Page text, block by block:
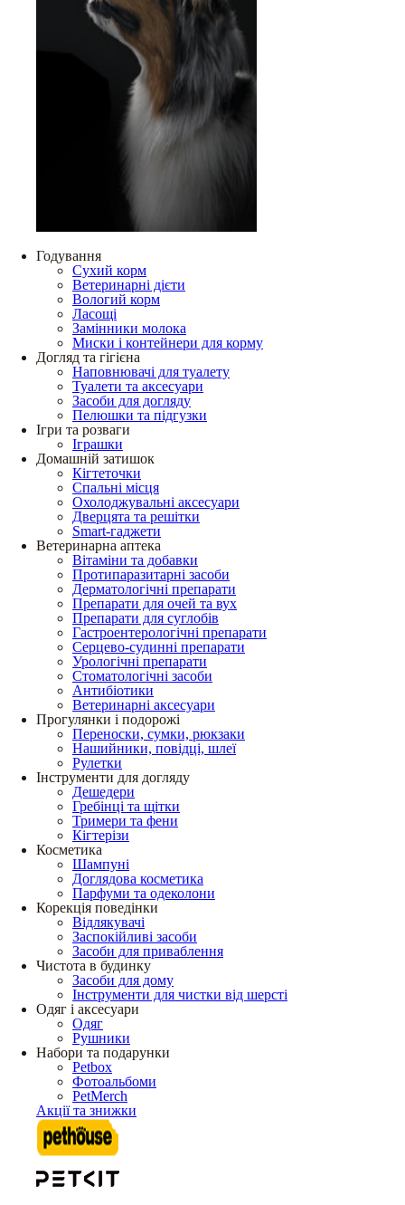
Годування
Сухий корм
Ветеринарні дієти
Вологий корм
Ласощі
Замінники молока
Миски і контейнери для корму
Догляд та гігієна
Наповнювачі для туалету
Туалети та аксесуари
Засоби для догляду
Пелюшки та підгузки
Ігри та розваги
Іграшки
Домашній затишок
Кігтеточки
Спальні місця
Охолоджувальні аксесуари
Дверцята та решітки
Smart-гаджети
Ветеринарна аптека
Вітаміни та добавки
Протипаразитарні засоби
Дерматологічні препарати
Препарати для очей та вух
Препарати для суглобів
Гастроентерологічні препарати
Серцево-судинні препарати
Урологічні препарати
Стоматологічні засоби
Антибіотики
Ветеринарні аксесуари
Прогулянки і подорожі
Переноски, сумки, рюкзаки
Нашийники, повідці, шлеї
Рулетки
Інструменти для догляду
Дешедери
Гребінці та щітки
Тримери та фени
Кігтерізи
Косметика
Шампуні
Доглядова косметика
Парфуми та одеколони
Корекція поведінки
Відлякувачі
Заспокійливі засоби
Засоби для приваблення
Чистота в будинку
Засоби для дому
Інструменти для чистки від шерсті
Одяг і аксесуари
Одяг
Рушники
Набори та подарунки
Petbox
Фотоальбоми
PetMerch
Акції та знижки